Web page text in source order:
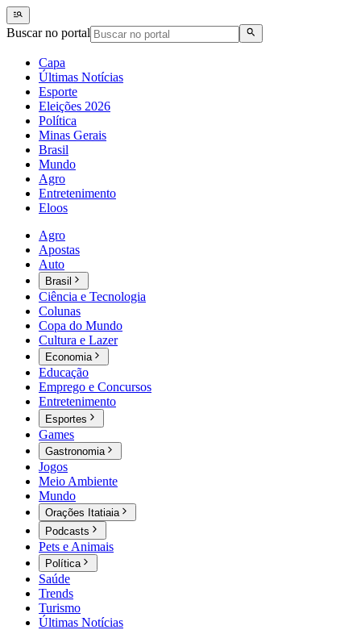
Buscar no portal
Capa
Últimas Notícias
Esporte
Eleições 2026
Política
Minas Gerais
Brasil
Mundo
Agro
Entretenimento
Eloos
Agro
Apostas
Auto
Brasil
Ciência e Tecnologia
Colunas
Copa do Mundo
Cultura e Lazer
Economia
Educação
Emprego e Concursos
Entretenimento
Esportes
Games
Gastronomia
Jogos
Meio Ambiente
Mundo
Orações Itatiaia
Podcasts
Pets e Animais
Política
Saúde
Trends
Turismo
Últimas Notícias